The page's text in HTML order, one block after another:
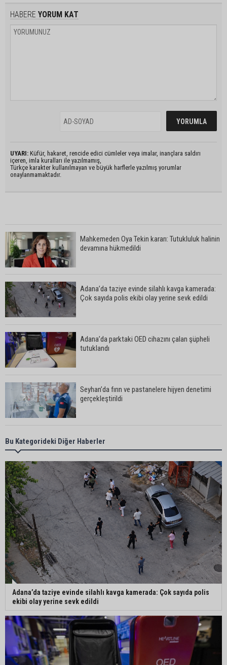
HABERE YORUM KAT
UYARI: Küfür, hakaret, rencide edici cümleler veya imalar, inançlara saldırı
içeren, imla kuralları ile yazılmamış,
Türkçe karakter kullanılmayan ve büyük harflerle yazılmış yorumlar
onaylanmamaktadır.
Mahkemeden Oya Tekin kararı: Tutukluluk halinin
devamına hükmedildi
Adana’da taziye evinde silahlı kavga kamerada:
Çok sayıda polis ekibi olay yerine sevk edildi
Adana’da parktaki OED cihazını çalan şüpheli
tutuklandı
Seyhan’da fırın ve pastanelere hijyen denetimi
gerçekleştirildi
Eski polis memuru Ergün Karakaya’nın
öldürüldüğü silahlı kavganın görüntüleri ortaya
İmamoğlu’nda hijyen ve etiket kontrolü
Mustafa Özkan: "Yüreğir Belediye Başkan
Vekilliği seçimine ilişkin hukuki süreç başlatıldı"
Güngör Geçer, hayvan hakları temsilcileriyle bir
araya geldi
Adana’da sıcak hava etkisini sürdürüyor:
Termometreler 38 dereceyi gördü
Bu Kategorideki Diğer Haberler
Adana’da taziye evinde silahlı kavga kamerada: Çok sayıda polis
ekibi olay yerine sevk edildi